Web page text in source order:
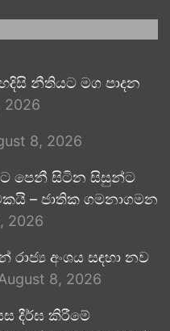
නීතියට මග පාදන
2026
8, 2026
පෙනී සිටින සිසුන්ට
– ජාතික ගමනාගමන
2026
අංශය සඳහා නව
8, 2026
දීර්ඝ කිරීමේ